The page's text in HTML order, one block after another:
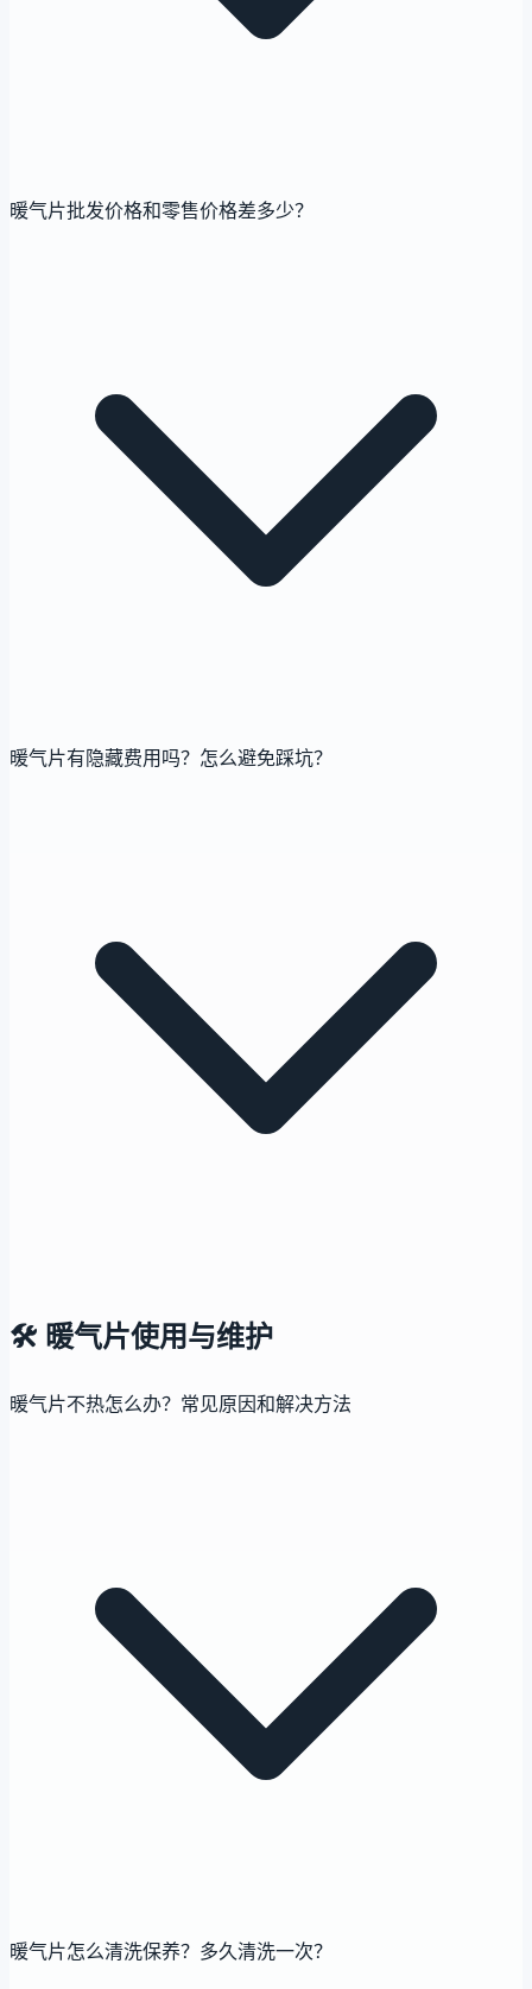
暖气片批发价格和零售价格差多少？
暖气片有隐藏费用吗？怎么避免踩坑？
🛠️ 暖气片使用与维护
暖气片不热怎么办？常见原因和解决方法
暖气片怎么清洗保养？多久清洗一次？